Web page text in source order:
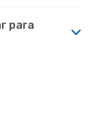
para